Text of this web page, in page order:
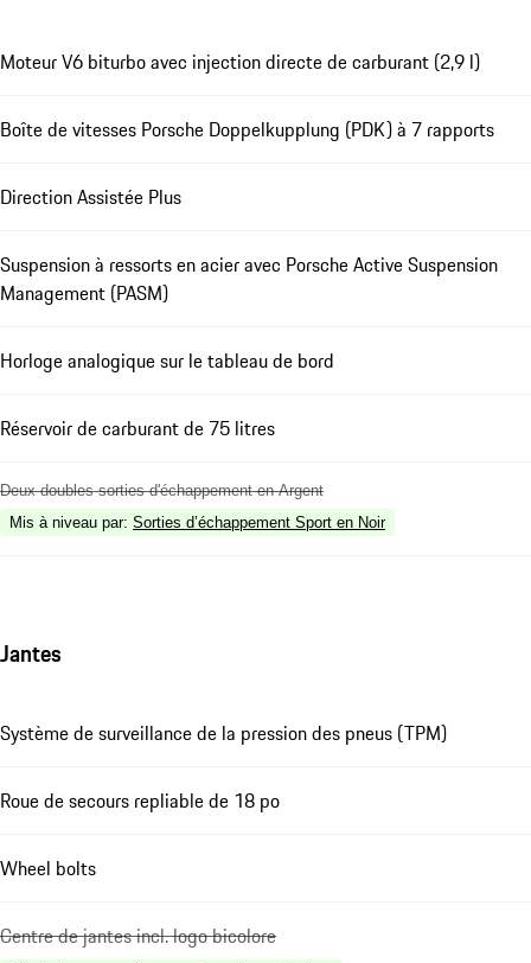
Moteur V6 biturbo avec injection directe de carburant (2,9 l)
Boîte de vitesses Porsche Doppelkupplung (PDK) à 7 rapports
Direction Assistée Plus
Suspension à ressorts en acier avec Porsche Active Suspension
Management (PASM)
Horloge analogique sur le tableau de bord
Réservoir de carburant de 75 litres
Deux doubles sorties d'échappement en Argent
Mis à niveau par: Sorties d’échappement Sport en Noir
Jantes
Système de surveillance de la pression des pneus (TPM)
Roue de secours repliable de 18 po
Wheel bolts
Centre de jantes incl. logo bicolore